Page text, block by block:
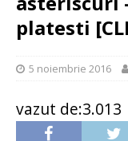
platesti
5 noiembrie 2016
vazut de:3.013